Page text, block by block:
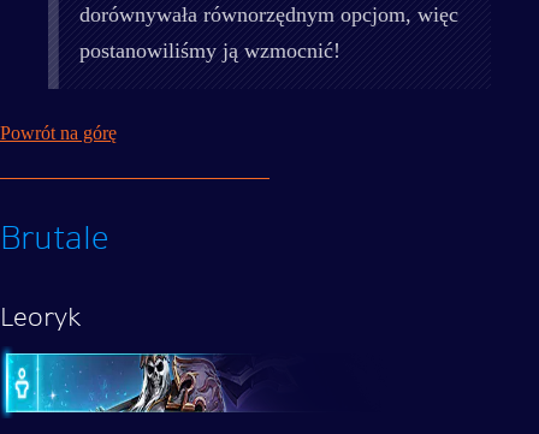
dorównywała równorzędnym opcjom, więc
postanowiliśmy ją wzmocnić!
Powrót na górę
Brutale
Leoryk